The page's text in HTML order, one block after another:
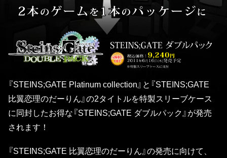
『STEINS;GATE Platinum collection』と『STEINS;GATE
比翼恋理のだーりん』の2タイトルを特製スリーブケース
に同封したお得な『STEINS;GATE ダブルパック』が発売
されます！
『STEINS;GATE 比翼恋理のだーりん』の発売に向けて、